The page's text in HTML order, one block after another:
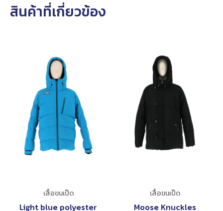
สินค้าที่เกี่ยวข้อง
เสื้อขนเป็ด
Light blue polyester
เสื้อขนเป็ด
Moose Knuckles